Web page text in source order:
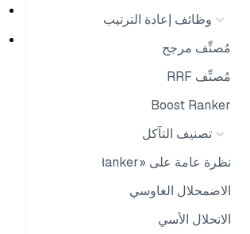
وظائف إعادة الترتيب
مُصنِّف مرجح
مُصنِّف RRF
Boost Ranker
تصنيف التآكل
نظرة عامة على «Decay Ranker»
الاضمحلال الغاوسي
الانحلال الأسي